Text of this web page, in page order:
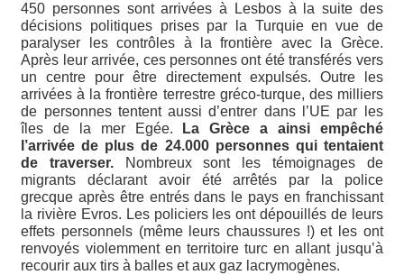
450 personnes sont arrivées à Lesbos à la suite des
décisions politiques prises par la Turquie en vue de
paralyser les contrôles à la frontière avec la Grèce.
Après leur arrivée, ces personnes ont été transférés vers
un centre pour être directement expulsés. Outre les
arrivées à la frontière terrestre gréco-turque, des milliers
de personnes tentent aussi d’entrer dans l’UE par les
îles de la mer Egée. La Grèce a ainsi empêché
l’arrivée de plus de 24.000 personnes qui tentaient
de traverser. Nombreux sont les témoignages de
migrants déclarant avoir été arrêtés par la police
grecque après être entrés dans le pays en franchissant
la rivière Evros. Les policiers les ont dépouillés de leurs
effets personnels (même leurs chaussures !) et les ont
renvoyés violemment en territoire turc en allant jusqu’à
recourir aux tirs à balles et aux gaz lacrymogènes.